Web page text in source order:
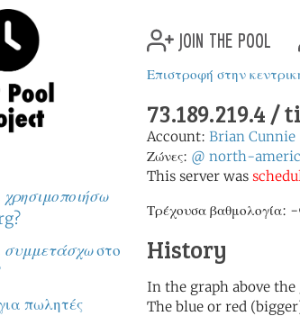
χρησιμοποιήσω
συμμετάσχωστο
πωλητές
join the pool
Επιστροφή στην
73.189.219.4
Account: Brian Cunnie
Ζώνες: @ north-
This server was
Τρέχουσα βαθμολογία: -
History
In the graph above
The blue or red